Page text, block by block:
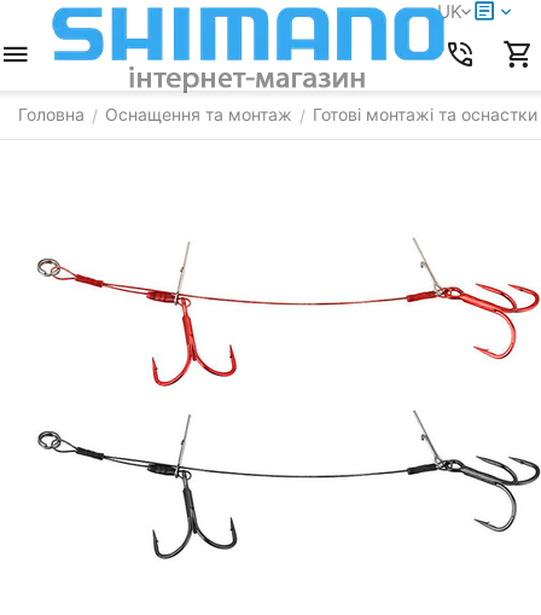
UK
Головна / Оснащення та монтаж / Готові монтажі та оснастки